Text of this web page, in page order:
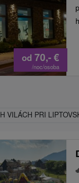
od 70,-€
/noc/osoba
VILÁCH PRI